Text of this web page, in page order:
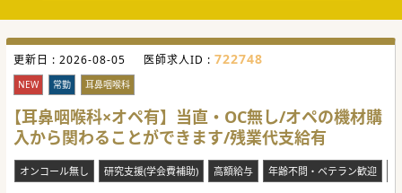
更新日 : 2026-08-05 医師求人ID : 722748
NEW 常勤 耳鼻咽喉科
【耳鼻咽喉科×オペ有】当直・OC無し/オペの機材購
入から関わることができます/残業代支給有
オンコール無し 研究支援(学会費補助) 高額給与 年齢不問・ベテラン歓迎